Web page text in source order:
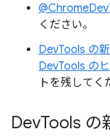
ください。
DevTools の
DevTools の
トを残してく
DevTools の